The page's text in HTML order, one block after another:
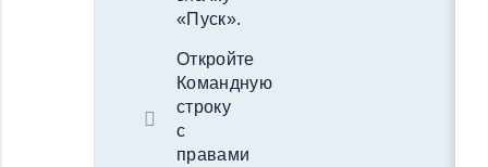
«Пуск».
Откройте
Командную
строку
с
правами